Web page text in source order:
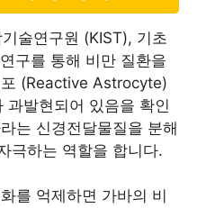
술연구원 (KIST), 기초
구를 통해 비만 질환을
(Reactive Astrocyte)
과발현되어 있음을 확인
는 신경전달물질을 분해
극하는 역할을 합니다.
를 억제하면 가바의 비